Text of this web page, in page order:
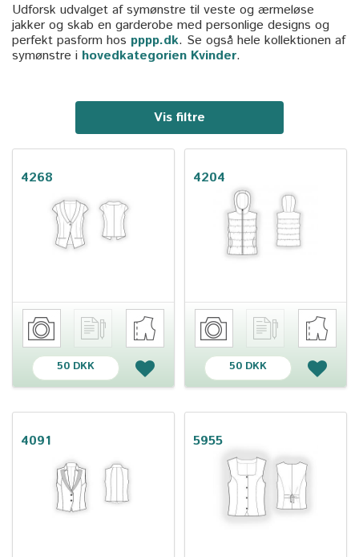
Udforsk udvalget af symønstre til veste og ærmeløse
jakker og skab en garderobe med personlige designs og
perfekt pasform hos pppp.dk. Se også hele kollektionen af
symønstre i hovedkategorien Kvinder.
Vis filtre
4268
50 DKK
4204
50 DKK
4091 5955